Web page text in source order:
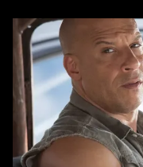
Victoria) z roku 2009.